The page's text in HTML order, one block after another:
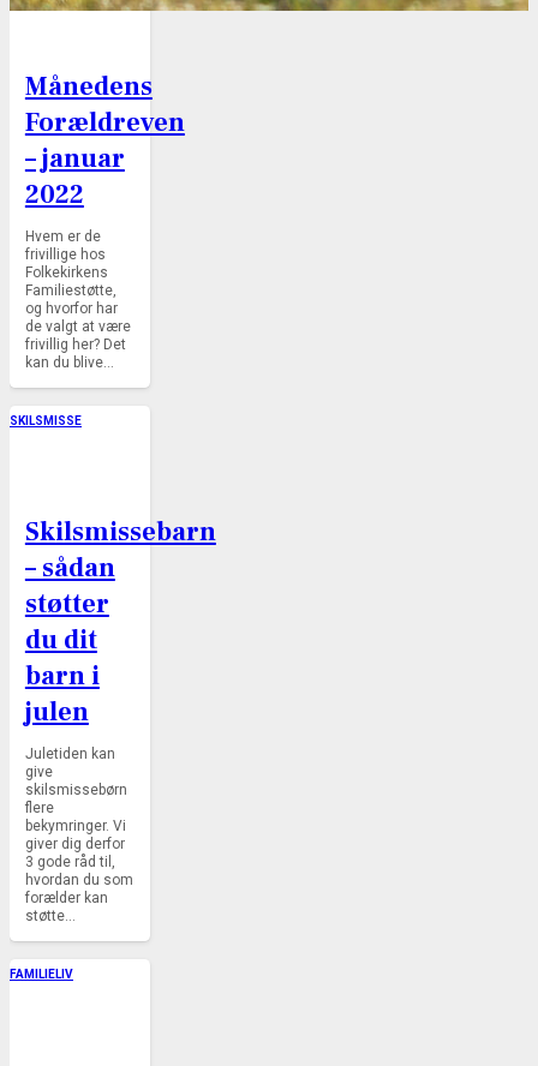
Månedens
Forældreven
– januar
2022
Hvem er de
frivillige hos
Folkekirkens
Familiestøtte,
og hvorfor har
de valgt at være
frivillig her? Det
kan du blive…
SKILSMISSE
Skilsmissebarn
– sådan
støtter
du dit
barn i
julen
Juletiden kan
give
skilsmissebørn
flere
bekymringer. Vi
giver dig derfor
3 gode råd til,
hvordan du som
forælder kan
støtte…
FAMILIELIV